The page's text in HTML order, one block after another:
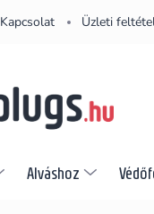
Kapcsolat Üzleti
Alváshoz